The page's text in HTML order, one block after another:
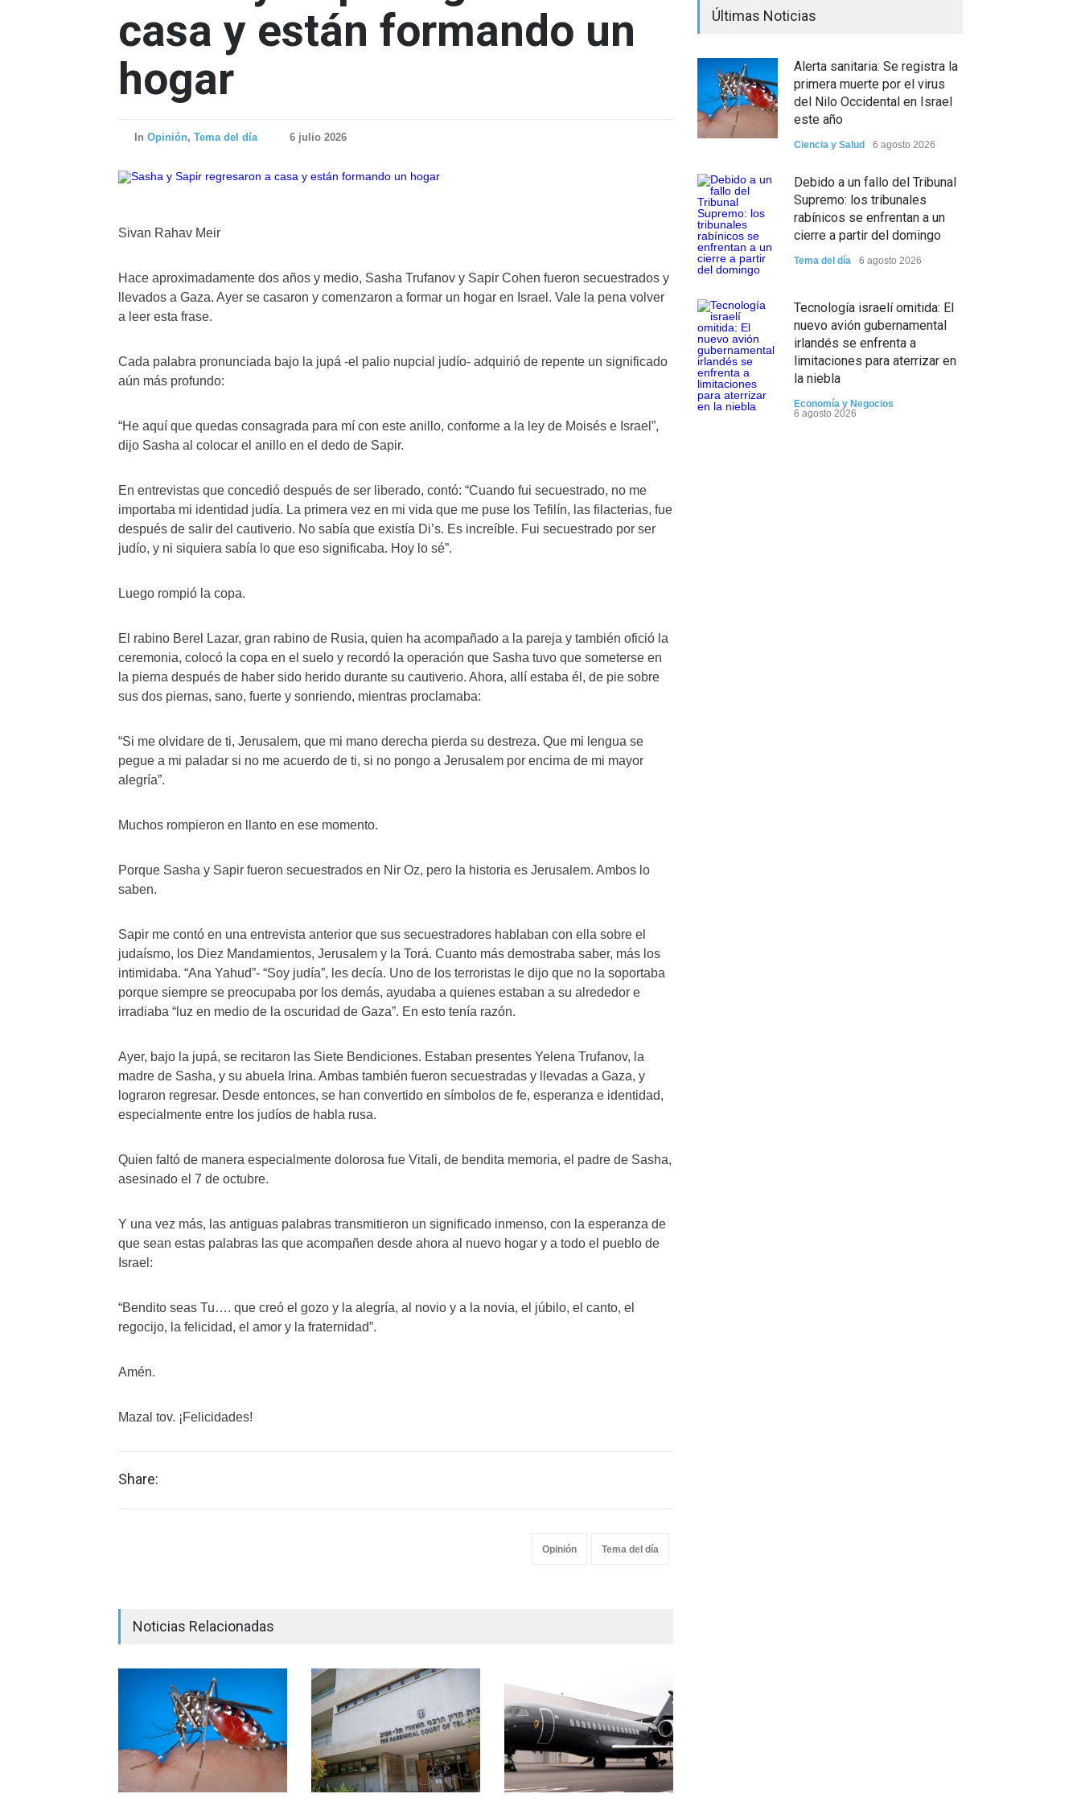
casa y están formando un
hogar
In Opinión, Tema del día 6 julio 2026
Sivan Rahav Meir
Hace aproximadamente dos años y medio, Sasha Trufanov y Sapir Cohen fueron secuestrados y
llevados a Gaza. Ayer se casaron y comenzaron a formar un hogar en Israel. Vale la pena volver
a leer esta frase.
Cada palabra pronunciada bajo la jupá -el palio nupcial judío- adquirió de repente un significado
aún más profundo:
“He aquí que quedas consagrada para mí con este anillo, conforme a la ley de Moisés e Israel”,
dijo Sasha al colocar el anillo en el dedo de Sapir.
En entrevistas que concedió después de ser liberado, contó: “Cuando fui secuestrado, no me
importaba mi identidad judía. La primera vez en mi vida que me puse los Tefilín, las filacterias, fue
después de salir del cautiverio. No sabía que existía Di’s. Es increíble. Fui secuestrado por ser
judío, y ni siquiera sabía lo que eso significaba. Hoy lo sé”.
Luego rompió la copa.
El rabino Berel Lazar, gran rabino de Rusia, quien ha acompañado a la pareja y también ofició la
ceremonia, colocó la copa en el suelo y recordó la operación que Sasha tuvo que someterse en
la pierna después de haber sido herido durante su cautiverio. Ahora, allí estaba él, de pie sobre
sus dos piernas, sano, fuerte y sonriendo, mientras proclamaba:
“Si me olvidare de ti, Jerusalem, que mi mano derecha pierda su destreza. Que mi lengua se
pegue a mi paladar si no me acuerdo de ti, si no pongo a Jerusalem por encima de mi mayor
alegría”.
Muchos rompieron en llanto en ese momento.
Porque Sasha y Sapir fueron secuestrados en Nir Oz, pero la historia es Jerusalem. Ambos lo
saben.
Sapir me contó en una entrevista anterior que sus secuestradores hablaban con ella sobre el
judaísmo, los Diez Mandamientos, Jerusalem y la Torá. Cuanto más demostraba saber, más los
intimidaba. “Ana Yahud”- “Soy judía”, les decía. Uno de los terroristas le dijo que no la soportaba
porque siempre se preocupaba por los demás, ayudaba a quienes estaban a su alrededor e
irradiaba “luz en medio de la oscuridad de Gaza”. En esto tenía razón.
Ayer, bajo la jupá, se recitaron las Siete Bendiciones. Estaban presentes Yelena Trufanov, la
madre de Sasha, y su abuela Irina. Ambas también fueron secuestradas y llevadas a Gaza, y
lograron regresar. Desde entonces, se han convertido en símbolos de fe, esperanza e identidad,
especialmente entre los judíos de habla rusa.
Quien faltó de manera especialmente dolorosa fue Vitali, de bendita memoria, el padre de Sasha,
asesinado el 7 de octubre.
Y una vez más, las antiguas palabras transmitieron un significado inmenso, con la esperanza de
que sean estas palabras las que acompañen desde ahora al nuevo hogar y a todo el pueblo de
Israel:
“Bendito seas Tu…. que creó el gozo y la alegría, al novio y a la novia, el júbilo, el canto, el
regocijo, la felicidad, el amor y la fraternidad”.
Amén.
Mazal tov. ¡Felicidades!
Share:
Opinión Tema del día
Noticias Relacionadas
Últimas Noticias
Alerta sanitaria: Se registra la
primera muerte por el virus
del Nilo Occidental en Israel
este año
Ciencia y Salud 6 agosto 2026
Debido a un fallo del Tribunal
Supremo: los tribunales
rabínicos se enfrentan a un
cierre a partir del domingo
Tema del día 6 agosto 2026
Tecnología israelí omitida: El
nuevo avión gubernamental
irlandés se enfrenta a
limitaciones para aterrizar en
la niebla
Economía y Negocios
6 agosto 2026